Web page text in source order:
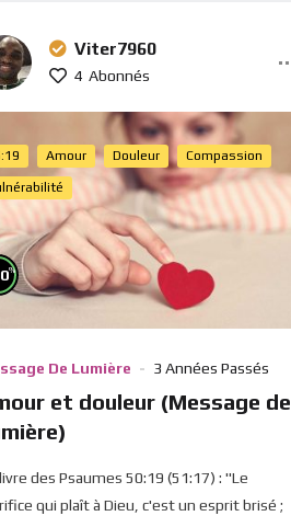
Viter7960
4 Abonnés
Amour Douleur Compassion
%
De Lumière 3 Années Passés
et douleur (Message de
des Psaumes 50:19 (51:17) : "Le
qui plaît à Dieu, c'est un esprit brisé ;